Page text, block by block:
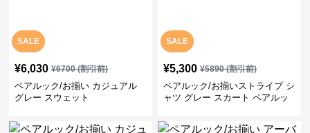
SALE
¥6,030 ¥6700(割引前)
ペアルック/お揃い カジュアル
グレー スウェット
SALE
¥5,300 ¥5890(割引前)
ペアルック/お揃いストライプ シ
ャツ グレー スカート ペアルッ